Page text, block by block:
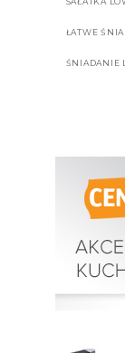
ŁATWE
ŚNIADANIE